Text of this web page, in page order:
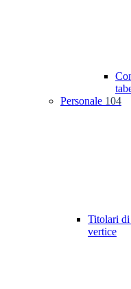
Personale 104
Titolari
vertice